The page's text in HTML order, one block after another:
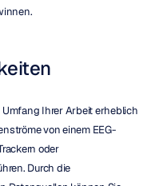
Ihrer Arbeit erheblich
von einem EEG-
oder
Durch die